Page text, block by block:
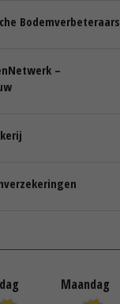
Bodemverbeteraars
–
Maandag